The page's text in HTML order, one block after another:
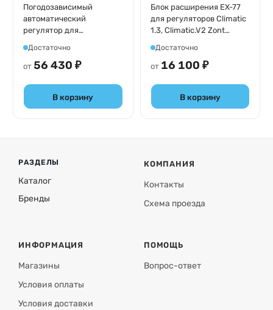
Погодозависимый
автоматический
регулятор для
отопления (1 прямой + 3
смесительных контура)
ML00004486
Достаточно
от 56 430 ₽
В корзину
Блок расширения EX-77
для регуляторов Climatic
1.3, Climatic.V2 Zont
Достаточно
от 16 100 ₽
В корзину
РАЗДЕЛЫ
Каталог
Бренды
КОМПАНИЯ
Контакты
Схема проезда
ИНФОРМАЦИЯ
Магазины
Условия оплаты
Условия доставки
ПОМОЩЬ
Вопрос-ответ